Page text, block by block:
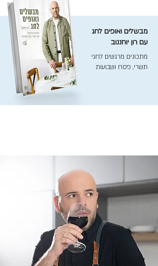
מבשלים ואופים לחג
עם רון יוחננוב
מתכונים מרגשים לחגי
תשרי, פסח ושבועות